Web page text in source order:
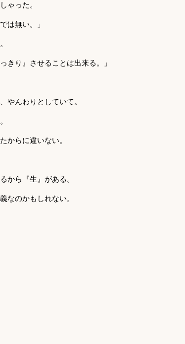
ゃった。
は無い。」
きり』させることは出来る。」
やんわりとしていて。
からに違いない。
から『生』がある。
なのかもしれない。